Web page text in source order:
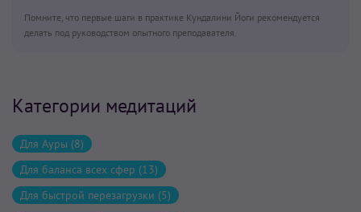
Помните, что первые шаги в практике Кундалини Йоги рекомендуется
делать под руководством опытного преподавателя.
Категории медитаций
Для Ауры (8)
Для баланса всех сфер (13)
Для быстрой перезагрузки (5)